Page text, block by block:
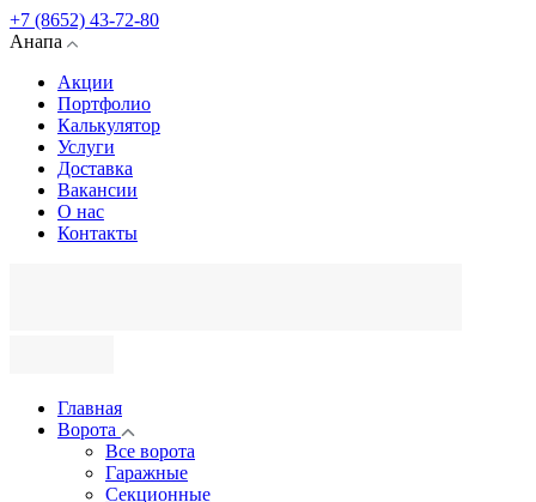
+7 (8652) 43-72-80
Анапа
Акции
Портфолио
Калькулятор
Услуги
Доставка
Вакансии
О нас
Контакты
Главная
Ворота
Все ворота
Гаражные
Секционные